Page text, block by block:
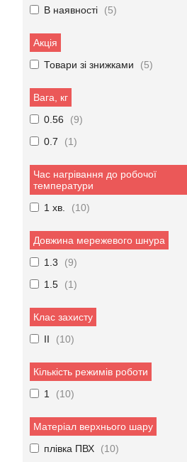
В наявності
5
Акція
Товари зі знижками
5
Вага, кг
0.56
9
0.7
1
Час нагрівання до робочої
температури
1 хв.
10
Довжина мережевого шнура
1.3
9
1.5
1
Клас захисту
II
10
Кількість режимів роботи
1
10
Матеріал верхнього шару
плівка ПВХ
10